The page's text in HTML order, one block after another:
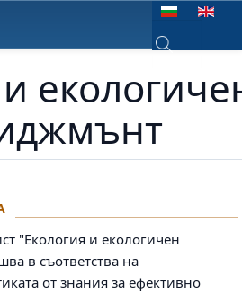
Изберете език
"Екология и екологичен
в съответства на
от знания за ефективно